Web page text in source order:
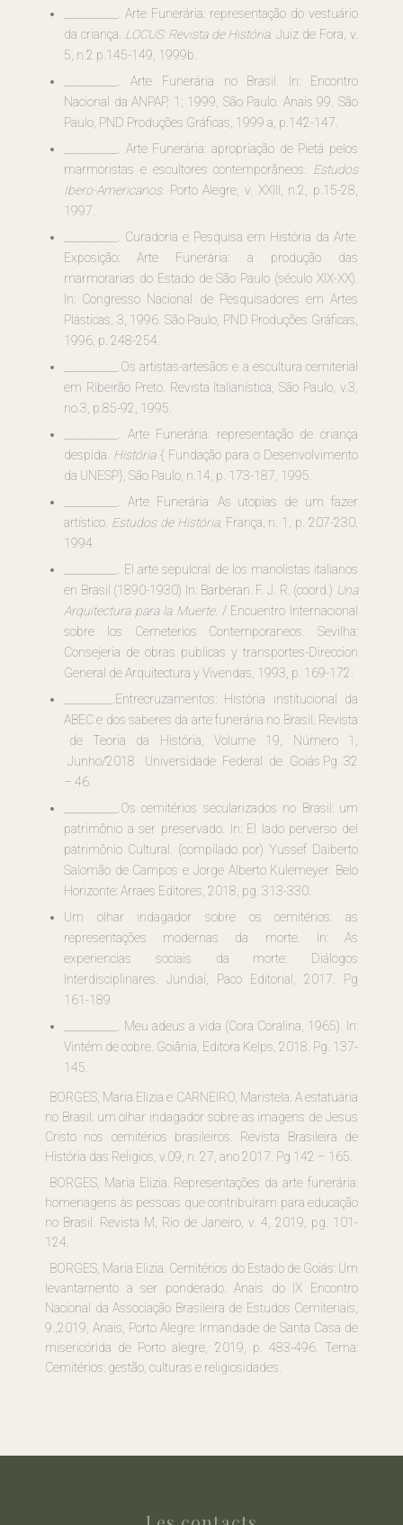
__________. Arte Funerária: representação do vestuário
da criança. LOCUS: Revista de História. Juiz de Fora, v.
5, n.2 p.145-149, 1999b.
__________. Arte Funerária no Brasil. In: Encontro
Nacional da ANPAP, 1; 1999, São Paulo. Anais 99. São
Paulo, PND Produções Gráficas, 1999 a, p.142-147.
__________. Arte Funerária: apropriação de Pietá pelos
marmoristas e escultores contemporâneos. Estudos
Ibero-Americanos. Porto Alegre, v. XXIII, n.2, p.15-28,
1997.
__________. Curadoria e Pesquisa em História da Arte.
Exposição: Arte Funerária: a produção das
marmorarias do Estado de São Paulo (século XIX-XX).
In: Congresso Nacional de Pesquisadores em Artes
Plásticas, 3, 1996. São Paulo, PND Produções Gráficas,
1996, p. 248-254.
__________.Os artistas-artesãos e a escultura cemiterial
em Ribeirão Preto. Revista Italianística, São Paulo, v.3,
no.3, p.85-92, 1995.
__________. Arte Funerária: representação de criança
despida. História { Fundação para o Desenvolvimento
da UNESP}, São Paulo, n.14, p. 173-187, 1995.
__________. Arte Funerária: As utopias de um fazer
artístico. Estudos de História, França, n. 1, p. 207-230,
1994.
__________. El arte sepulcral de los manolistas italianos
en Brasil (1890-1930) In: Barberan. F. J. R. (coord.) Una
Arquitectura para la Muerte. / Encuentro Internacional
sobre los Cemeterios Contemporaneos. Sevilha:
Consejeria de obras publicas y transportes-Direccion
General de Arquitectura y Vivendas, 1993, p. 169-172.
_________.Entrecruzamentos: História institucional da
ABEC e dos saberes da arte funerária no Brasil. Revista
de Teoria da História, Volume 19, Número 1,
Junho/2018 Universidade Federal de Goiás Pg. 32
– 46.
__________.Os cemitérios secularizados no Brasil: um
patrimônio a ser preservado. In: El lado perverso del
patrimônio Cultural. (compilado por) Yussef Daiberto
Salomão de Campos e Jorge Alberto Kulemeyer. Belo
Horizonte: Arraes Editores, 2018, pg. 313-330.
Um olhar indagador sobre os cemitérios: as
representações modernas da morte. In: As
experiencias sociais da morte: Diálogos
Interdisciplinares. Jundiaí, Paco Editorial, 2017. Pg
161-189.
__________. Meu adeus a vida (Cora Coralina, 1965). In:
Vintém de cobre. Goiânia, Editora Kelps, 2018. Pg. 137-
145.
BORGES, Maria Elizia e CARNEIRO, Maristela. A estatuária
no Brasil: um olhar indagador sobre as imagens de Jesus
Cristo nos cemitérios brasileiros. Revista Brasileira de
História das Religios, v.09, n. 27, ano 2017. Pg 142 – 165.
BORGES, Maria Elizia. Representações da arte funerária:
homenagens às pessoas que contribuíram para educação
no Brasil. Revista M, Rio de Janeiro, v. 4, 2019, pg. 101-
124.
BORGES, Maria Elizia. Cemitérios do Estado de Goiás: Um
levantamento a ser ponderado. Anais do IX Encontro
Nacional da Associação Brasileira de Estudos Cemiteriais,
9.,2019, Anais, Porto Alegre: Irmandade de Santa Casa de
misericórida de Porto alegre, 2019, p. 483-496. Tema:
Cemitérios: gestão, culturas e religiosidades.